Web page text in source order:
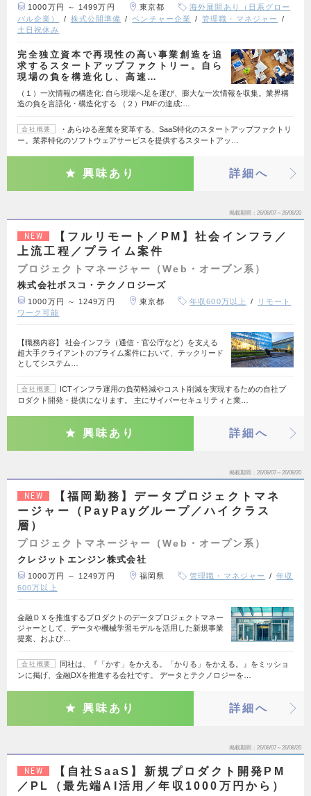
1000万円 ～ 1499万円 東京都
海外展開あり（日系グロー
バル企業）
株式公開準備 ベンチャー企業
管理職・マネジャー
土日祝休み
完全独立資本で再現性の高い事業創造を追
求するスタートアップファクトリー。自ら
現場の負を構造化し、高速…
（１）一次情報の構造化: 自ら現場へ足を運び、膨大な一次情報を収集。業界構
造の負を言語化・構造化する （２）PMFの達成:…
会社概要
・あらゆる産業を変革する、SaaS特化のスタートアップファクトリ
ー。業界特化のソフトウェアサービスを提供するスタートアッ…
興味あり 詳細へ
掲載期間 26/08/07～26/08/20
NEW
【フルリモート／PM】社会インフラ／
上流工程／プライム案件
プロジェクトマネージャー（Web・オープン系）
株式会社ボスコ・テクノロジーズ
1000万円 ～ 1249万円 東京都 年収600万以上
リモート
ワーク可能
【職務内容】 社会インフラ（通信・官公庁など）を支える
超大手クライアントのプライム案件において、テックリード
としてシステム…
会社概要
ICTインフラ運用の負荷軽減やコスト削減を実現するための自社プ
ロダクト開発・提供になります。 主にサイバーセキュリティと業…
興味あり 詳細へ
掲載期間 26/08/07～26/08/20
NEW
【福岡勤務】データプロジェクトマネ
ージャー（PayPayグループ／ハイクラス
層）
プロジェクトマネージャー（Web・オープン系）
クレジットエンジン株式会社
1000万円 ～ 1249万円 福岡県 管理職・マネジャー
年収
600万以上
金融ＤＸを推進するプロダクトのデータプロジェクトマネー
ジャーとして、データや機械学習モデルを活用した新規事業
提案、および…
会社概要
同社は、『「かす」をかえる。「かりる」をかえる。』をミッショ
ンに掲げ、金融DXを推進する会社です。 データとテクノロジーを…
興味あり 詳細へ
掲載期間 26/08/07～26/08/20
NEW
【自社SaaS】新規プロダクト開発PM
／PL（最先端AI活用／年収1000万円から）